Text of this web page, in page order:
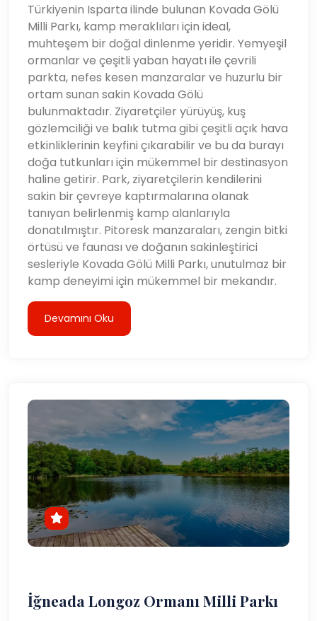
Türkiyenin Isparta ilinde bulunan Kovada Gölü
Milli Parkı, kamp meraklıları için ideal,
muhteşem bir doğal dinlenme yeridir. Yemyeşil
ormanlar ve çeşitli yaban hayatı ile çevrili
parkta, nefes kesen manzaralar ve huzurlu bir
ortam sunan sakin Kovada Gölü
bulunmaktadır. Ziyaretçiler yürüyüş, kuş
gözlemciliği ve balık tutma gibi çeşitli açık hava
etkinliklerinin keyfini çıkarabilir ve bu da burayı
doğa tutkunları için mükemmel bir destinasyon
haline getirir. Park, ziyaretçilerin kendilerini
sakin bir çevreye kaptırmalarına olanak
tanıyan belirlenmiş kamp alanlarıyla
donatılmıştır. Pitoresk manzaraları, zengin bitki
örtüsü ve faunası ve doğanın sakinleştirici
sesleriyle Kovada Gölü Milli Parkı, unutulmaz bir
kamp deneyimi için mükemmel bir mekandır.
Devamını Oku
İğneada Longoz Ormanı Milli Parkı